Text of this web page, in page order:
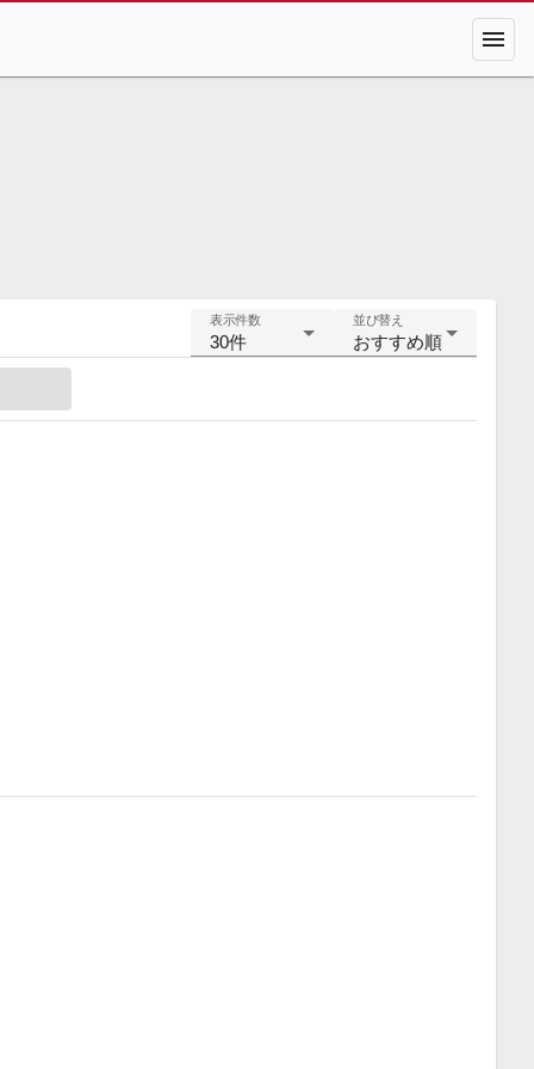
menu
表示件数
30件
並び替え
おすすめ順